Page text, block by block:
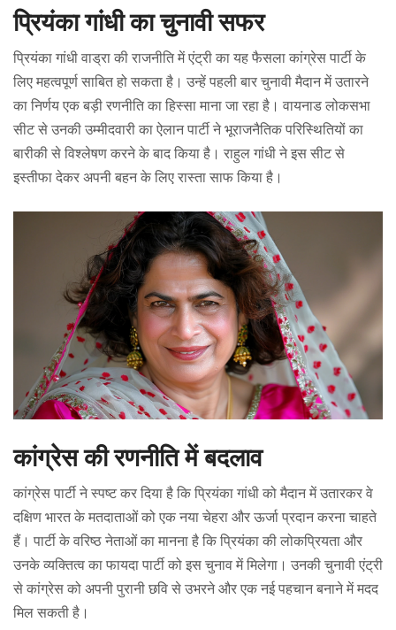
प्रियंका गांधी का चुनावी सफर
प्रियंका गांधी वाड्रा की राजनीति में एंट्री का यह फैसला कांग्रेस पार्टी के
लिए महत्वपूर्ण साबित हो सकता है। उन्हें पहली बार चुनावी मैदान में उतारने
का निर्णय एक बड़ी रणनीति का हिस्सा माना जा रहा है। वायनाड लोकसभा
सीट से उनकी उम्मीदवारी का ऐलान पार्टी ने भूराजनैतिक परिस्थितियों का
बारीकी से विश्लेषण करने के बाद किया है। राहुल गांधी ने इस सीट से
इस्तीफा देकर अपनी बहन के लिए रास्ता साफ किया है।
कांग्रेस की रणनीति में बदलाव
कांग्रेस पार्टी ने स्पष्ट कर दिया है कि प्रियंका गांधी को मैदान में उतारकर वे
दक्षिण भारत के मतदाताओं को एक नया चेहरा और ऊर्जा प्रदान करना चाहते
हैं। पार्टी के वरिष्ठ नेताओं का मानना है कि प्रियंका की लोकप्रियता और
उनके व्यक्तित्व का फायदा पार्टी को इस चुनाव में मिलेगा। उनकी चुनावी एंट्री
से कांग्रेस को अपनी पुरानी छवि से उभरने और एक नई पहचान बनाने में मदद
मिल सकती है।